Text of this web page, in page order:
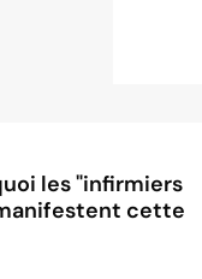
les "infirmiers
cette